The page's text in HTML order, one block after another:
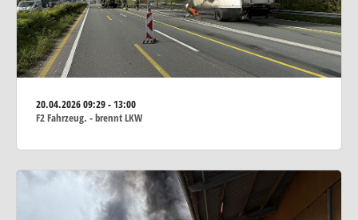
20.04.202609:29 - 13:00
F2 Fahrzeug. - brennt LKW